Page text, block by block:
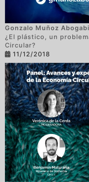
Gonzalo Muñoz
¿El plástico, un
Circular?
11/12/2018